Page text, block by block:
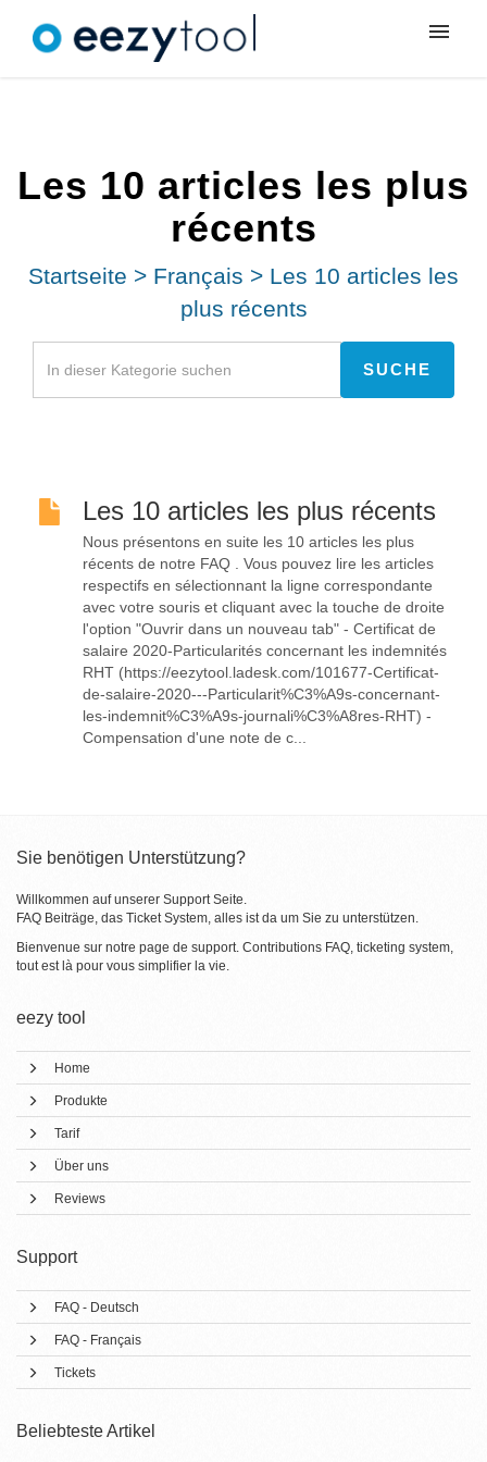
Anmeldung
Les 10 articles les plus
récents
Startseite > Français > Les 10 articles les
plus récents
Les 10 articles les plus récents
Nous présentons en suite les 10 articles les plus
récents de notre FAQ . Vous pouvez lire les articles
respectifs en sélectionnant la ligne correspondante
avec votre souris et cliquant avec la touche de droite
l'option "Ouvrir dans un nouveau tab" - Certificat de
salaire 2020-Particularités concernant les indemnités
RHT (https://eezytool.ladesk.com/101677-Certificat-
de-salaire-2020---Particularit%C3%A9s-concernant-
les-indemnit%C3%A9s-journali%C3%A8res-RHT) -
Compensation d'une note de c...
Sie benötigen Unterstützung?
Willkommen auf unserer Support Seite.
FAQ Beiträge, das Ticket System, alles ist da um Sie zu unterstützen.
Bienvenue sur notre page de support. Contributions FAQ, ticketing system,
tout est là pour vous simplifier la vie.
eezy tool
Home
Produkte
Tarif
Über uns
Reviews
Support
FAQ - Deutsch
FAQ - Français
Tickets
Beliebteste Artikel